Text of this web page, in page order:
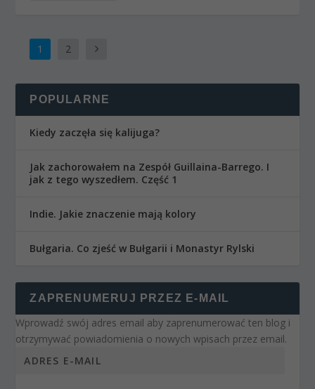
1 2
POPULARNE
Kiedy zaczęła się kalijuga?
Jak zachorowałem na Zespół Guillaina-Barrego. I
jak z tego wyszedłem. Część 1
Indie. Jakie znaczenie mają kolory
Bułgaria. Co zjeść w Bułgarii i Monastyr Rylski
ZAPRENUMERUJ PRZEZ E-MAIL
Wprowadź swój adres email aby zaprenumerować ten blog i
otrzymywać powiadomienia o nowych wpisach przez email.